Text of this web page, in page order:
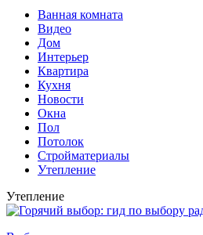
Ванная комната
Видео
Дом
Интерьер
Квартира
Кухня
Новости
Окна
Пол
Потолок
Стройматериалы
Утепление
Утепление